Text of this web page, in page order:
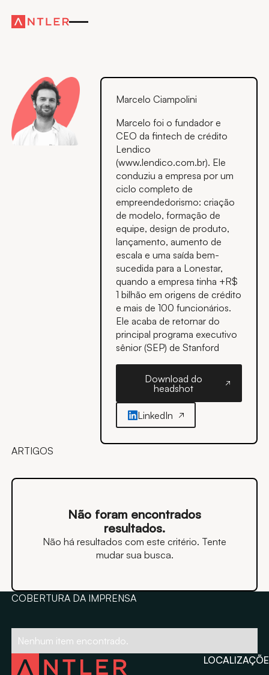
Marcelo Ciampolini
Marcelo foi o fundador e
CEO da fintech de crédito
Lendico
(www.lendico.com.br). Ele
conduziu a empresa por um
ciclo completo de
empreendedorismo: criação
de modelo, formação de
equipe, design de produto,
lançamento, aumento de
escala e uma saída bem-
sucedida para a Lonestar,
quando a empresa tinha +R$
1 bilhão em origens de crédito
e mais de 100 funcionários.
Ele acaba de retornar do
principal programa executivo
sênior (SEP) de Stanford
Download do
Download do
headshot
LinkedIn
ARTIGOS
Não foram encontrados
resultados.
Não há resultados com este critério. Tente
mudar sua busca.
COBERTURA DA IMPRENSA
Nenhum item encontrado.